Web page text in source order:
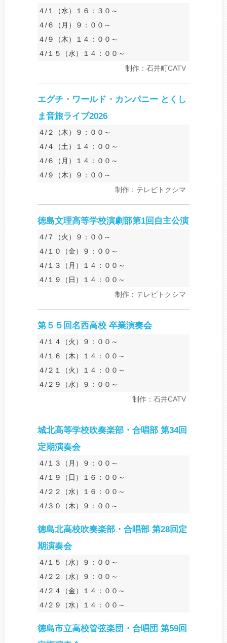
４/１（水）１６：３０～
４/６（月）９：００～
４/９（木）１４：００～
４/１５（水）１４：００～
制作：石井町CATV
エグチ・ワールド・カンパニー とくし
ま音旅ライブ2026
４/２（木）９：００～
４/４（土）１４：００～
４/６（月）１４：００～
４/９（木）９：００～
制作：テレビトクシマ
徳島文理高等学校演劇部第1回自主公演
４/７（火）９：００～
４/１０（金）９：００～
４/１３（月）１４：００～
４/１９（日）１４：００～
制作：テレビトクシマ
第５５回名西高校 卒業演奏会
４/１４（火）９：００～
４/１６（木）１４：００～
４/２１（火）１４：００～
４/２９（水）９：００～
制作：石井CATV
城北高等学校吹奏楽部・合唱部 第34回
定期演奏会
４/１３（月）９：００～
４/１９（日）１６：００～
４/２２（水）１６：００～
４/３０（木）９：００～
徳島北高校吹奏楽部・合唱部 第28回定
期演奏会
４/１５（水）９：００～
４/２２（水）９：００～
４/２４（金）１４：００～
４/２９（水）１４：００～
徳島市立高校管弦楽団・合唱団 第59回